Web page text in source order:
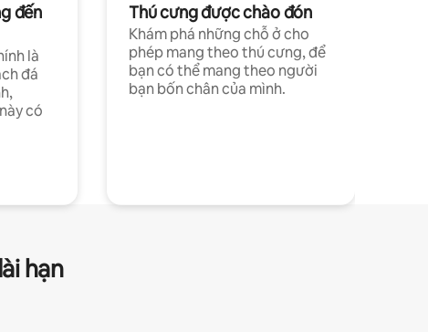
đến
là
đá
có
Thú cưng được chào đón
Khám phá những chỗ ở cho
phép mang theo thú cưng, để
bạn có thể mang theo người
bạn bốn chân của mình.
hạn